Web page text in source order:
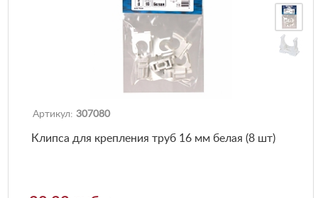
Артикул: 307080
Клипса для крепления труб 16 мм белая (8 шт)